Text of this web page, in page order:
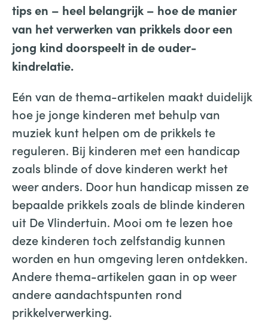
tips en – heel belangrijk – hoe de manier
van het verwerken van prikkels door een
jong kind doorspeelt in de ouder-
kindrelatie.
Eén van de thema-artikelen maakt duidelijk
hoe je jonge kinderen met behulp van
muziek kunt helpen om de prikkels te
reguleren. Bij kinderen met een handicap
zoals blinde of dove kinderen werkt het
weer anders. Door hun handicap missen ze
bepaalde prikkels zoals de blinde kinderen
uit De Vlindertuin. Mooi om te lezen hoe
deze kinderen toch zelfstandig kunnen
worden en hun omgeving leren ontdekken.
Andere thema-artikelen gaan in op weer
andere aandachtspunten rond
prikkelverwerking.